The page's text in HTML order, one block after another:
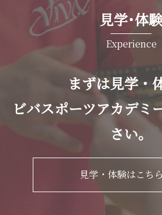
見学･体験
Experience
まずは見学・
ビバスポーツアカデミ
さい。
見学・体験はこち